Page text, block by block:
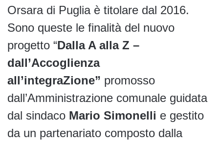
Orsara di Puglia è titolare dal 2016.
Sono queste le finalità del nuovo
progetto “Dalla A alla Z –
dall’Accoglienza
all’integraZione” promosso
dall’Amministrazione comunale guidata
dal sindaco Mario Simonelli e gestito
da un partenariato composto dalla